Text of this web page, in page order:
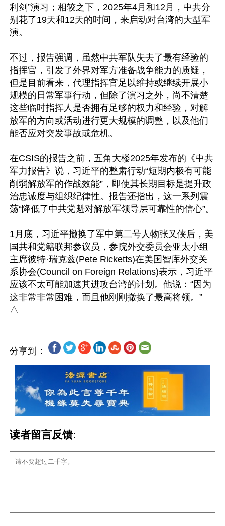
利剑”演习；相较之下，2025年4月和12月，中共分
别花了19天和12天的时间，来启动对台湾的大型军
演。
不过，报告强调，虽然中共军队失去了最有经验的
指挥官，引发了外界对军方准备战争能力的质疑，
但是目前看来，代理指挥官足以维持或继续开展小
规模的日常军事行动，但除了演习之外，尚不清楚
这些临时指挥人是否拥有足够的权力和经验，对解
放军的方向或活动进行更大规模的调整，以及他们
能否应对突发事故或危机。
在CSIS的报告之前，五角大楼2025年发布的《中共
军力报告》说，习近平的整肃行动“短期内极有可能
削弱解放军的作战效能”，即使其长期目标是提升政
治忠诚度与组织纪律性。报告还指出，这一系列震
荡“降低了中共党魁对解放军领导层可靠性的信心”。
1月底，习近平撤换了军中第二号人物张又侠后，美
国共和党籍联邦参议员，参院外交委员会亚太小组
主席彼特·瑞克兹(Pete Ricketts)在美国智库外交关
系协会(Council on Foreign Relations)表示，习近平
应该不太可能加速其进攻台湾的计划。他说：“因为
这非常非常困难，而且他刚刚撤换了最高将领。”
分享到：
读者留言反馈: